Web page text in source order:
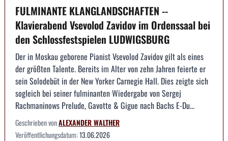
FULMINANTE KLANGLANDSCHAFTEN --
Klavierabend Vsevolod Zavidov im Ordenssaal bei
den Schlossfestspielen LUDWIGSBURG
Der in Moskau geborene Pianist Vsevolod Zavidov gilt als eines
der größten Talente. Bereits im Alter von zehn Jahren feierte er
sein Solodebüt in der New Yorker Carnegie Hall. Dies zeigte sich
sogleich bei seiner fulminanten Wiedergabe von Sergej
Rachmaninows Prelude, Gavotte & Gigue nach Bachs E-Du...
Geschrieben vonALEXANDER WALTHER
Veröffentlichungsdatum:13.06.2026